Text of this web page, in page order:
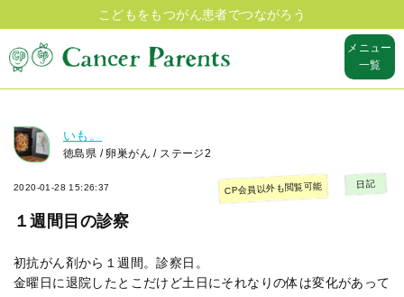
こどもをもつがん患者でつながろう
メニュー
一覧
いも。
徳島県 / 卵巣がん / ステージ2
2020-01-28 15:26:37
１週間目の診察
CP会員以外も閲覧可能 日記
初抗がん剤から１週間。診察日。
金曜日に退院したとこだけど土日にそれなりの体は変化があって